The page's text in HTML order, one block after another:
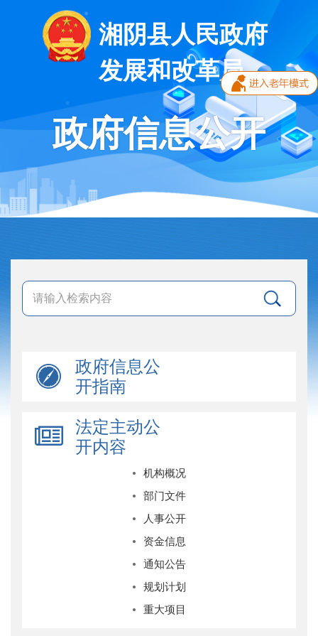
湘阴县人民政府
发展和改革局
政府信息公开
政府信息公
开指南
法定主动公
开内容
机构概况
部门文件
人事公开
资金信息
通知公告
规划计划
重大项目